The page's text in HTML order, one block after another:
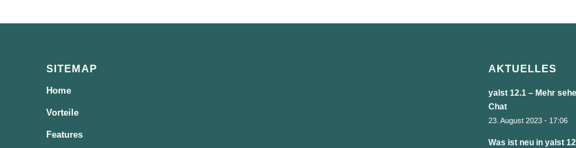
SITEMAP
Home
Vorteile
Features
AKTUELLES
yalst 12.1 – Mehr
Chat
23. August 2023 - 17:06
Was ist neu in yalst